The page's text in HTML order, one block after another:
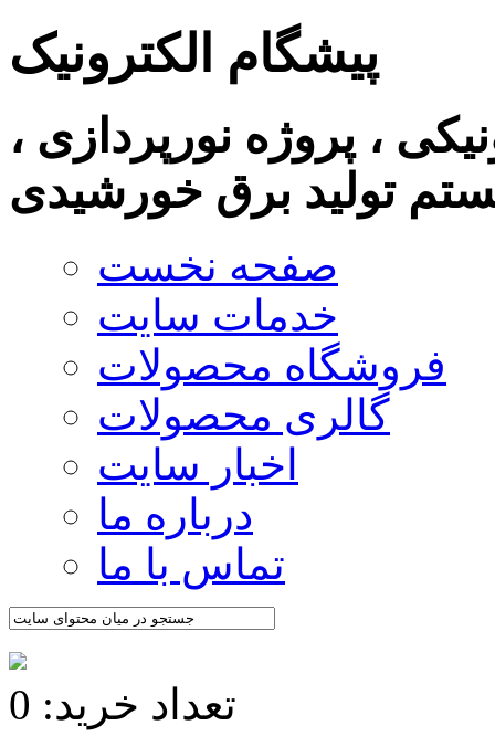
پیشگام الکترونیک
، پروژه نورپردازی ،
تولید برق خورشیدی
صفحه نخست
خدمات سایت
فروشگاه محصولات
گالری محصولات
اخبار سایت
درباره ما
تماس با ما
تعداد خرید: 0